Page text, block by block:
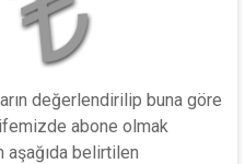
değerlendirilip buna göre
abone olmak
belirtilen